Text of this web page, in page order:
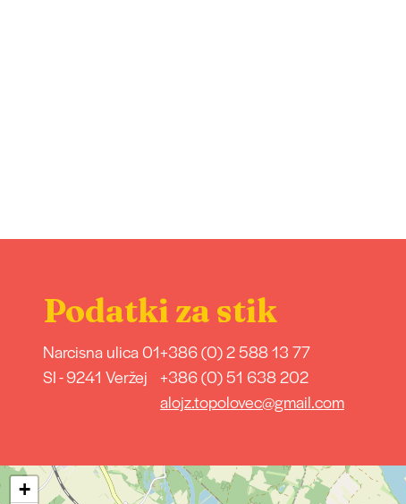
Podatki za stik
Narcisna ulica 01
SI - 9241 Veržej
+386 (0) 2 588 13 77
+386 (0) 51 638 202
alojz.topolovec@gmail.com
+